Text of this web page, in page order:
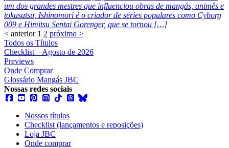
um dos grandes mestres que influenciou obras de mangás, animês e
tokusatsu, Ishinomori é o criador de séries populares como Cyborg
009 e Himitsu Sentai Gorenger, que se tornou […]
< anterior 1 2 próximo >
Todos os Títulos
Checklist – Agosto de 2026
Previews
Onde Comprar
Glossário Mangás JBC
Nossas redes sociais
Nossos títulos
Checklist (lançamentos e reposições)
Loja JBC
Onde comprar